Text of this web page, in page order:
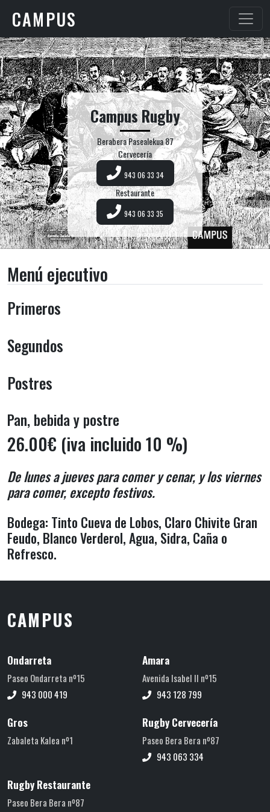
CAMPUS
Campus Rugby
Berabera Pasealekua 87
Cervecería
943 06 33 34
Restaurante
943 06 33 35
Menú ejecutivo
Primeros
Segundos
Postres
Pan, bebida y postre
26.00€ (iva incluido 10 %)
De lunes a jueves para comer y cenar, y los viernes
para comer, excepto festivos.
Bodega: Tinto Cueva de Lobos, Claro Chivite Gran
Feudo, Blanco Verderol, Agua, Sidra, Caña o
Refresco.
CAMPUS
Ondarreta
Paseo Ondarreta nº15
943 000 419
Amara
Avenida Isabel II nº15
943 128 799
Gros
Zabaleta Kalea nº1
Rugby Cervecería
Paseo Bera Bera nº87
943 063 334
Rugby Restaurante
Paseo Bera Bera nº87